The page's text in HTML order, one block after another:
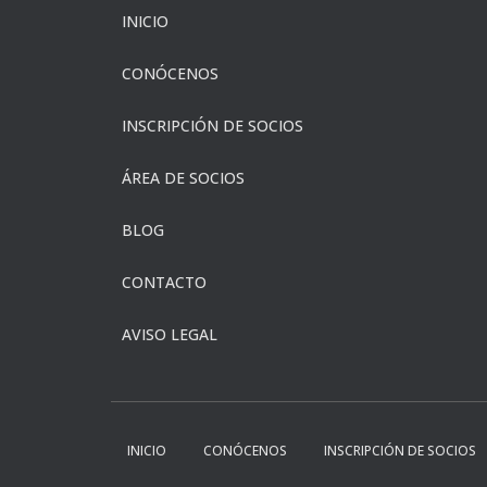
INICIO
CONÓCENOS
INSCRIPCIÓN DE SOCIOS
ÁREA DE SOCIOS
BLOG
CONTACTO
AVISO LEGAL
INICIO CONÓCENOS INSCRIPCIÓN DE SOCIOS